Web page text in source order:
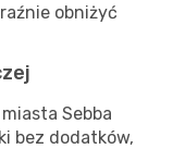
obniżyć
Sebba
bez dodatków,